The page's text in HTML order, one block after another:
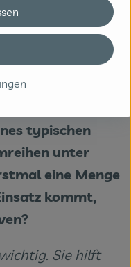
typischen
unter
eine Menge
kommt,
Sie hilft